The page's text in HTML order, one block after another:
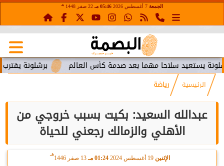
الجمعة 05:46 مـ 22 صفر 1448 هـ
برشلونة يقترب من سلاحا مهما بعد صدمة كأس العالم
الرئيسية رياضة
عبدالله السعيد: بكيت بسبب خروجي من
الأهلي والزمالك رجعني للحياة
الإثنين 01:24 مـ 13 صفر 1446
هـ